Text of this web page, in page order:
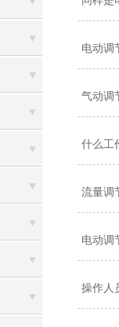
电动调
气动调
什么工
流量调
电动调
操作人